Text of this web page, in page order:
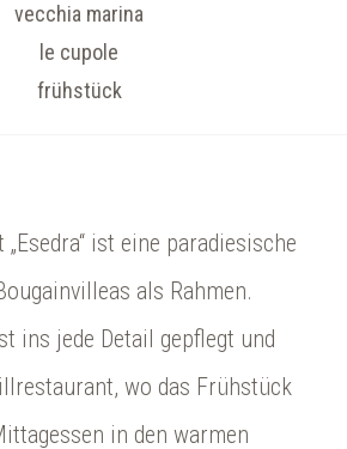
vecchia marina
le cupole
frühstück
„Esedra“ ist eine paradiesische
als Rahmen.
ins jede Detail gepflegt und
wo das Frühstück
in den warmen